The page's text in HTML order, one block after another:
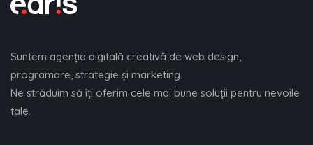
Suntem agenţia digitală creativă de web design,
programare, strategie şi marketing.
Ne străduim să îți oferim cele mai bune soluții pentru nevoile
tale.